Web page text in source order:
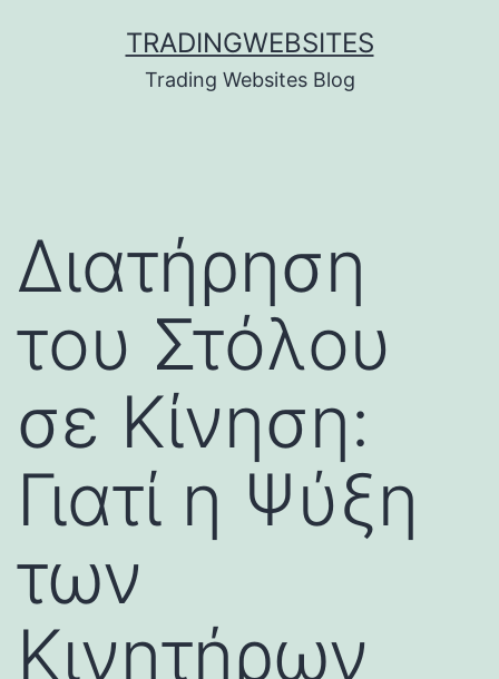
TRADINGWEBSITES
Trading Websites Blog
Διατήρηση
του Στόλου
σε Κίνηση:
Γιατί η Ψύξη
των
Κινητήρων